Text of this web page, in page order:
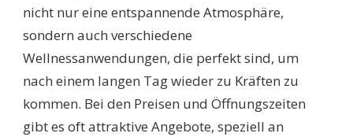
nicht nur eine entspannende Atmosphäre,
sondern auch verschiedene
Wellnessanwendungen, die perfekt sind, um
nach einem langen Tag wieder zu Kräften zu
kommen. Bei den Preisen und Öffnungszeiten
gibt es oft attraktive Angebote, speziell an